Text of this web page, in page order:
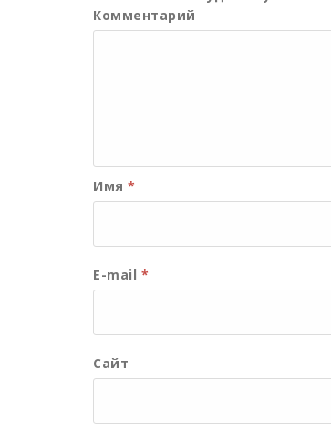
Комментарий
Имя *
E-mail *
Сайт